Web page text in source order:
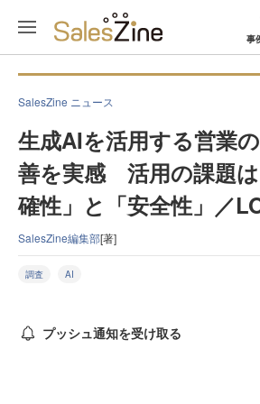
事
SalesZine ニュース
生成AIを活用する営業
善を実感 活用の課題
確性」と「安全性」／
SalesZine編集部[著]
調査 AI
プッシュ通知を受け取る